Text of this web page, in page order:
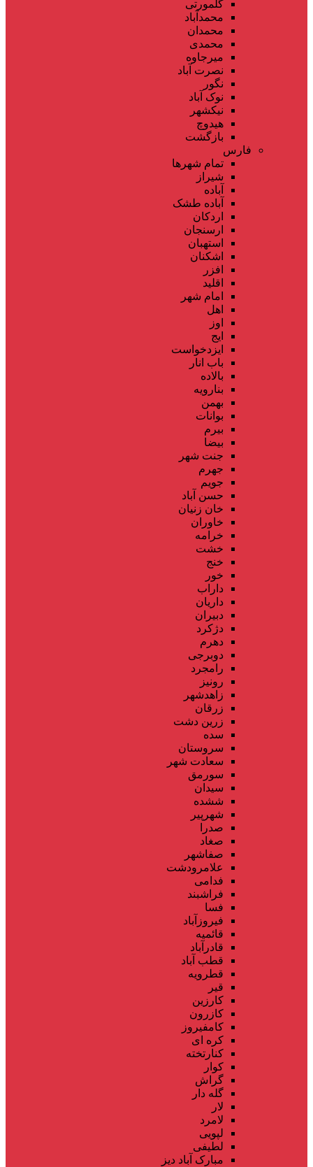
گلمورتی
محمدآباد
محمدان
محمدی
میرجاوه
نصرت آباد
نگور
نوک آباد
نیکشهر
هیدوچ
بازگشت
فارس
تمام شهر‌ها
شیراز
آباده
آباده طشک
اردکان
ارسنجان
استهبان
اشکنان
افزر
اقلید
امام شهر
اهل
اوز
ایج
ایزدخواست
باب انار
بالاده
بنارویه
بهمن
بوانات
بیرم
بیضا
جنت شهر
جهرم
جویم
حسن آباد
خان زنیان
خاوران
خرامه
خشت
خنج
خور
داراب
داریان
دبیران
دژکرد
دهرم
دوبرجی
رامجرد
رونیز
زاهدشهر
زرقان
زرین دشت
سده
سروستان
سعادت شهر
سورمق
سیدان
ششده
شهرپیر
صدرا
صغاد
صفاشهر
علامرودشت
فدامی
فراشبند
فسا
فیروزآباد
قائمیه
قادرآباد
قطب آباد
قطرویه
قیر
کارزین
کازرون
کامفیروز
کره ای
کنارتخته
کوار
گراش
گله دار
لار
لامرد
لپویی
لطیفی
مبارک آباد دیز